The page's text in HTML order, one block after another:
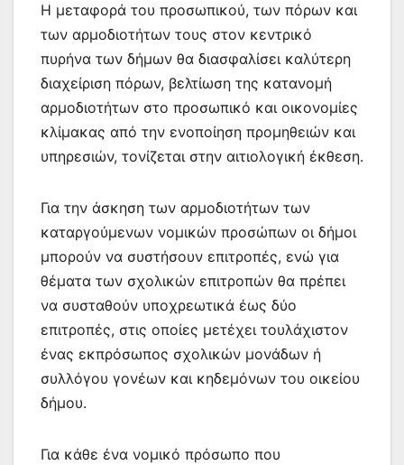
Η μεταφορά του προσωπικού, των πόρων και
των αρμοδιοτήτων τους στον κεντρικό
πυρήνα των δήμων θα διασφαλίσει καλύτερη
διαχείριση πόρων, βελτίωση της κατανομή
αρμοδιοτήτων στο προσωπικό και οικονομίες
κλίμακας από την ενοποίηση προμηθειών και
υπηρεσιών, τονίζεται στην αιτιολογική έκθεση.
Για την άσκηση των αρμοδιοτήτων των
καταργούμενων νομικών προσώπων οι δήμοι
μπορούν να συστήσουν επιτροπές, ενώ για
θέματα των σχολικών επιτροπών θα πρέπει
να συσταθούν υποχρεωτικά έως δύο
επιτροπές, στις οποίες μετέχει τουλάχιστον
ένας εκπρόσωπος σχολικών μονάδων ή
συλλόγου γονέων και κηδεμόνων του οικείου
δήμου.
Για κάθε ένα νομικό πρόσωπο που